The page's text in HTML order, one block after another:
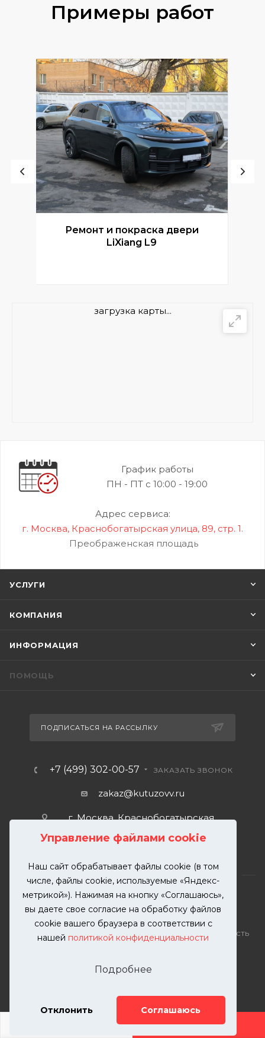
Управление файлами cookie
Наш сайт обрабатывает файлы cookie (в том
числе, файлы cookie, используемые «Яндекс-
метрикой»). Нажимая на кнопку «Соглашаюсь»,
вы даете свое согласие на обработку файлов
cookie вашего браузера в соответствии с
нашей политикой конфиденциальности
Подробнее
Отклонить Соглашаюсь
ДОБАВИТЬ УСЛУГУ
Примеры работ
Ремонт и покраска двери
LiXiang L9
загрузка карты...
График работы
ПН - ПТ с 10:00 - 19:00
Адрес сервиса:
г. Москва, Краснобогатырская улица, 89, стр. 1.
Преображенская площадь
УСЛУГИ
КОМПАНИЯ
ИНФОРМАЦИЯ
ПОМОЩЬ
ПОДПИСАТЬСЯ НА РАССЫЛКУ
+7 (499) 302-00-57 ЗАКАЗАТЬ ЗВОНОК
zakaz@kutuzovv.ru
г. Москва, Краснобогатырская
2026 © KUTUZOVV | Кузовной ремонт и покраска
автомобилей. Вся информация на сайте – собственность
разрешения запрещена. Все права защищены.
Телефон: 8(499)-302-00-57